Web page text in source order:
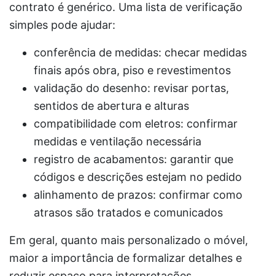
contrato é genérico. Uma lista de verificação
simples pode ajudar:
conferência de medidas: checar medidas
finais após obra, piso e revestimentos
validação do desenho: revisar portas,
sentidos de abertura e alturas
compatibilidade com eletros: confirmar
medidas e ventilação necessária
registro de acabamentos: garantir que
códigos e descrições estejam no pedido
alinhamento de prazos: confirmar como
atrasos são tratados e comunicados
Em geral, quanto mais personalizado o móvel,
maior a importância de formalizar detalhes e